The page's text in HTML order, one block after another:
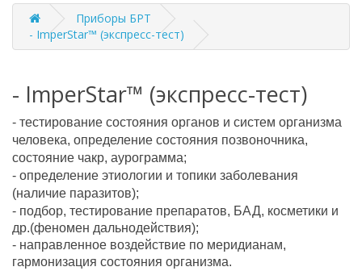
Приборы БРТ
- ImperStar™ (экспресс-тест)
- ImperStar™ (экспресс-тест)
- тестирование состояния органов и систем организма
человека, определение состояния позвоночника,
состояние чакр, аурограмма;
- определение этиологии и топики заболевания
(наличие паразитов);
- подбор, тестирование препаратов, БАД, косметики и
др.(феномен дальнодействия);
- направленное воздействие по меридианам,
гармонизация состояния организма.